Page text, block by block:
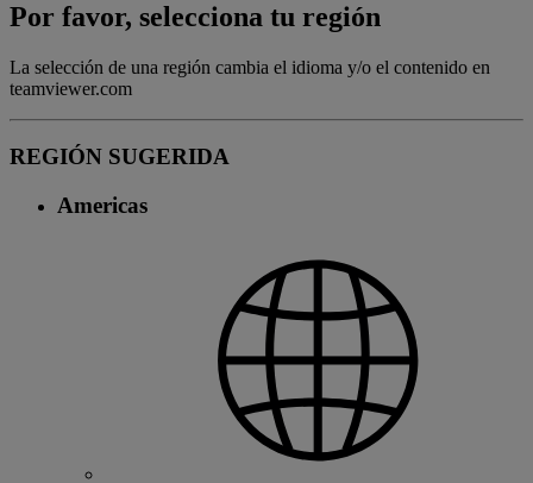
Por favor, selecciona tu región
La selección de una región cambia el idioma y/o el contenido en
teamviewer.com
REGIÓN SUGERIDA
Americas